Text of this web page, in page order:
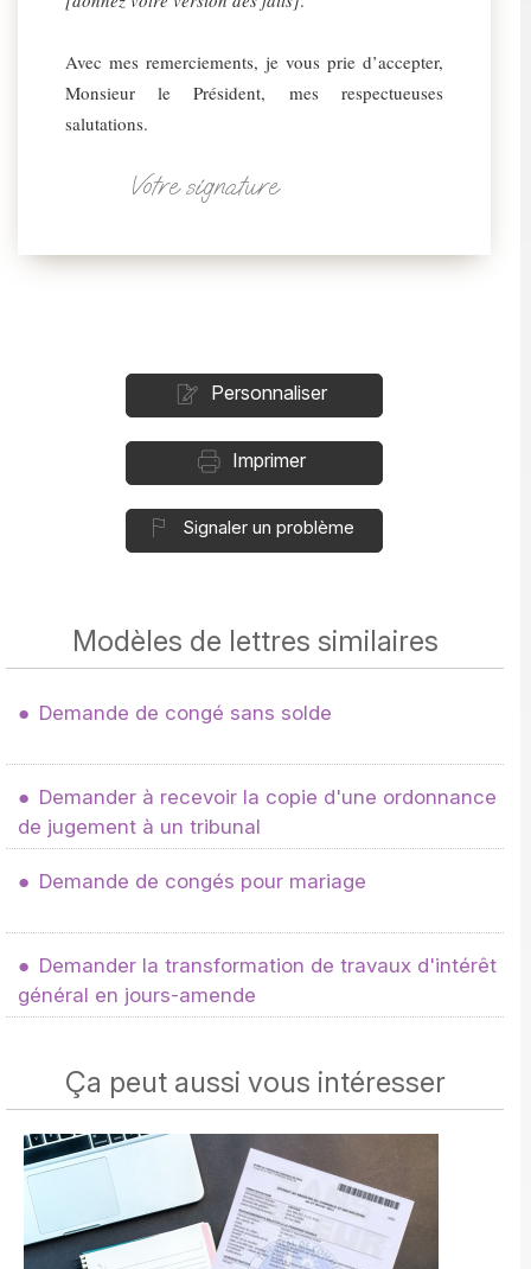
Avec mes remerciements, je vous prie d’accepter,
Monsieur le Président, mes respectueuses
salutations.
Votre signature
Personnaliser
Imprimer
Signaler un problème
Modèles de lettres similaires
Demande de congé sans solde
Demander à recevoir la copie d'une ordonnance
de jugement à un tribunal
Demande de congés pour mariage
Demander la transformation de travaux d'intérêt
général en jours-amende
Ça peut aussi vous intéresser